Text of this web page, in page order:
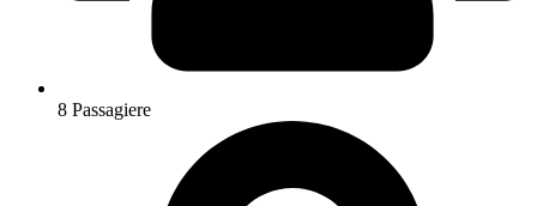
8 Passagiere